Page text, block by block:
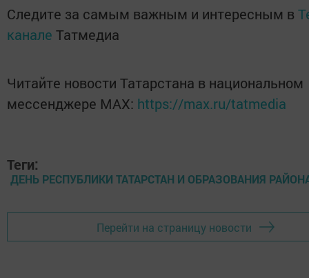
Следите за самым важным и интересным в
канале Татмедиа
Читайте новости Татарстана в национальном
мессенджере MАХ: https://max.ru/tatmedia
Теги:
ДЕНЬ РЕСПУБЛИКИ ТАТАРСТАН И ОБРАЗОВАНИЯ
Перейти на страницу новости